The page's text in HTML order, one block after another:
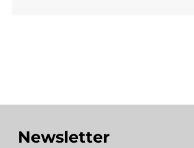
Newsletter